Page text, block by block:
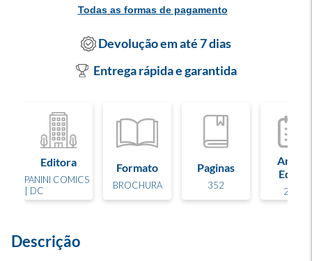
Todas as formas de pagamento
Devolução em até 7 dias
Entrega rápida e garantida
Editora
PANINI COMICS
| DC
Formato
BROCHURA
Paginas
352
Ano de
Edição
2021
Descrição